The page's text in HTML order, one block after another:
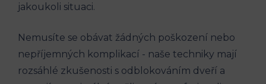
jakoukoli situaci.
Nemusíte se obávat žádných⁢ poškození nebo
nepříjemných komplikací ⁤- naše techniky mají
‌rozsáhlé ‌zkušenosti s odblokováním dveří a